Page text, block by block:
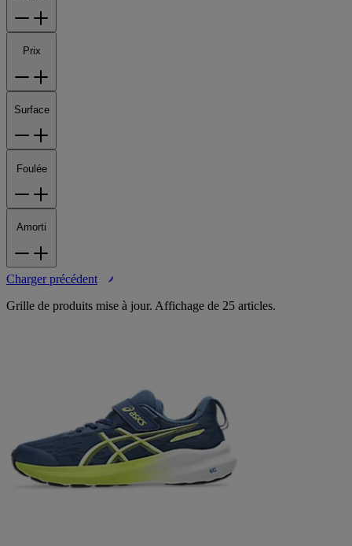
Prix
Surface
Foulée
Amorti
Charger précédent
Grille de produits mise à jour. Affichage de 25 articles.